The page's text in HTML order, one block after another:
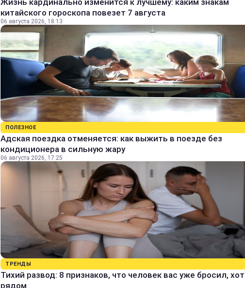
Жизнь кардинально изменится к лучшему: каким знакам
китайского гороскопа повезет 7 августа
06 августа 2026, 18:13
ПОЛЕЗНОЕ
Адская поездка отменяется: как выжить в поезде без
кондиционера в сильную жару
06 августа 2026, 17:25
ТРЕНДЫ
Тихий развод: 8 признаков, что человек вас уже бросил,
рядом